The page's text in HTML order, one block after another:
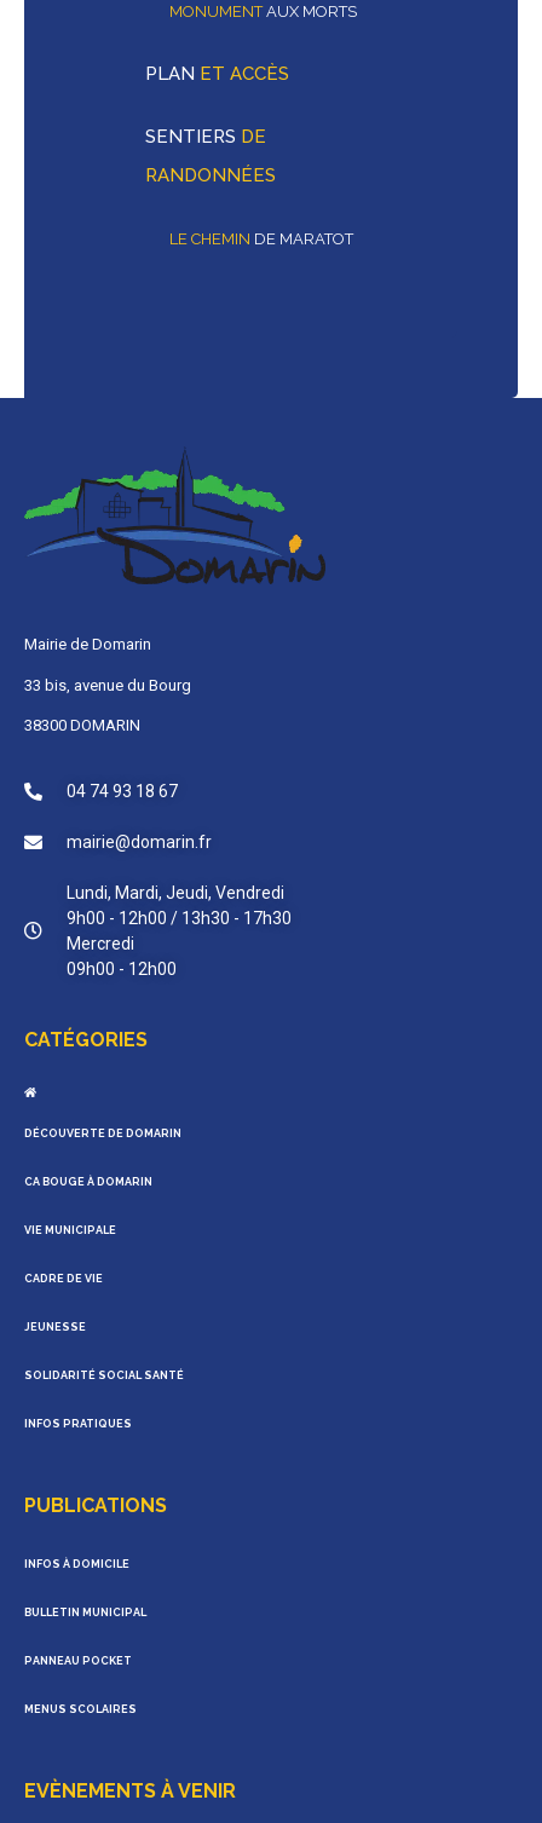
MONUMENTAUX MORTS
PLAN ET ACCÈS
SENTIERS DE
RANDONNÉES
LE CHEMIN DE MARATOT
Mairie de Domarin
33 bis, avenue du Bourg
38300 DOMARIN
04 74 93 18 67
mairie@domarin.fr
Lundi, Mardi, Jeudi, Vendredi
9h00 - 12h00 / 13h30 - 17h30
Mercredi
09h00 - 12h00
CATÉGORIES
DÉCOUVERTE DE DOMARIN
CA BOUGE À DOMARIN
VIE MUNICIPALE
CADRE DE VIE
JEUNESSE
SOLIDARITÉ SOCIAL SANTÉ
INFOS PRATIQUES
PUBLICATIONS
INFOS À DOMICILE
BULLETIN MUNICIPAL
PANNEAU POCKET
MENUS SCOLAIRES
EVÈNEMENTS À VENIR